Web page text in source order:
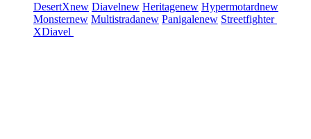
DesertXnew Diavelnew Heritagenew Hypermotardnew
Monsternew Multistradanew Panigalenew Streetfighter
XDiavel